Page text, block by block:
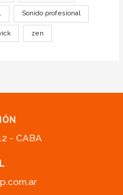
Sonido profesional
zen
- CABA